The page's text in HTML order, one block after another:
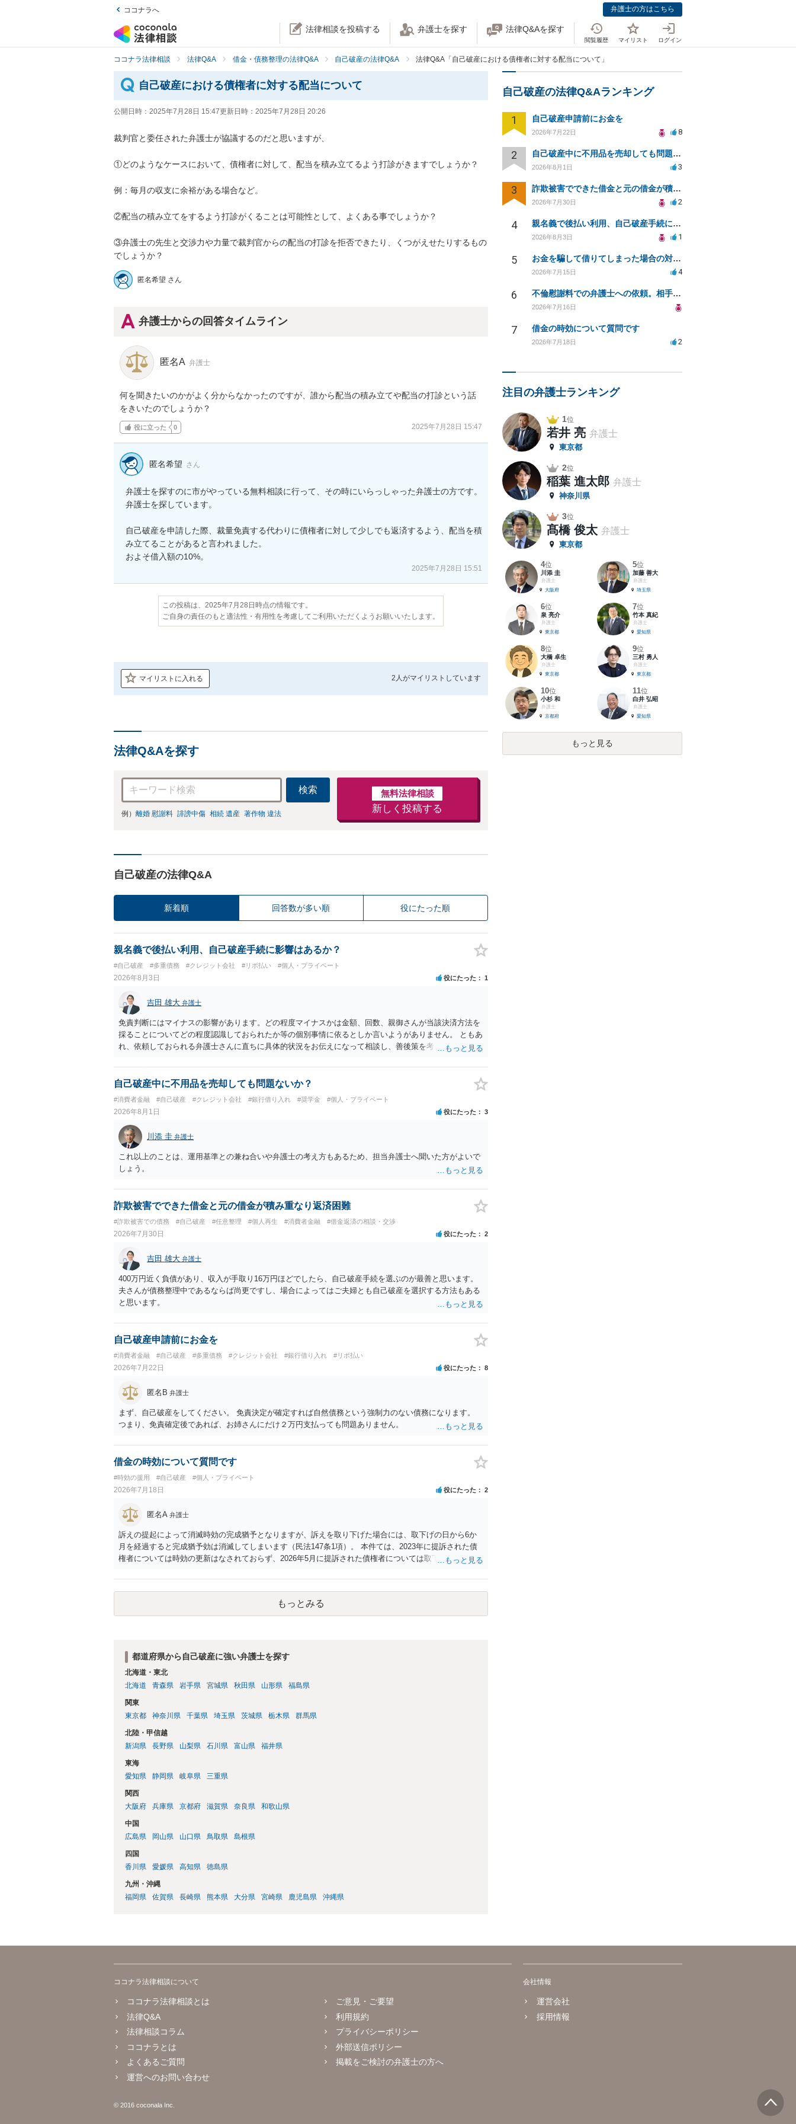
ココナラへ 弁護士の方はこちら
法律相談を投稿する 弁護士を探す 法律Q&Aを探す
閲覧履歴 マイリスト ログイン
ココナラ法律相談 法律Q&A 借金・債務整理の法律Q&A 自己破産の法律Q&A 法律Q&A「自己破産における債権者に対する配当について」
自己破産における債権者に対する配当について
公開日時： 2025年7月28日 15:47更新日時： 2025年7月28日 20:26
裁判官と委任された弁護士が協議するのだと思いますが、
①どのようなケースにおいて、債権者に対して、配当を積み立てるよう打診がきますでしょうか？
例：毎月の収支に余裕がある場合など。
②配当の積み立てをするよう打診がくることは可能性として、よくある事でしょうか？
③弁護士の先生と交渉力や力量で裁判官からの配当の打診を拒否できたり、くつがえせたりするもの
でしょうか？
匿名希望 さん
弁護士からの回答タイムライン
匿名A 弁護士
何を聞きたいのかがよく分からなかったのですが、誰から配当の積み立てや配当の打診という話
をきいたのでしょうか？
役に立った 0 2025年7月28日 15:47
匿名希望 さん
弁護士を探すのに市がやっている無料相談に行って、その時にいらっしゃった弁護士の方です。
弁護士を探しています。
自己破産を申請した際、裁量免責する代わりに債権者に対して少しでも返済するよう、配当を積
み立てることがあると言われました。
およそ借入額の10%。
2025年7月28日 15:51
この投稿は、2025年7月28日時点の情報です。
ご自身の責任のもと適法性・有用性を考慮してご利用いただくようお願いいたします。
マイリストに入れる 2人がマイリストしています
法律Q&Aを探す
検索
例） 離婚 慰謝料 誹謗中傷 相続 遺産 著作物 違法
無料法律相談
新しく投稿する
自己破産の法律Q&A
新着順 回答数が多い順 役にたった順
親名義で後払い利用、自己破産手続に影響はあるか？
#自己破産 #多重債務 #クレジット会社 #リボ払い #個人・プライベート
2026年8月3日 役にたった 1
吉田 雄大 弁護士
免責判断にはマイナスの影響があります。どの程度マイナスかは金額、回数、親御さんが当該決済方法を
採ることについてどの程度認識しておられたか等の個別事情に依るとしか言いようがありません。 ともあ
れ、依頼しておられる弁護士さんに直ちに具体的状況をお伝えになって相談し、善後策を考えることをお
自己破産中に不用品を売却しても問題ないか？
#消費者金融 #自己破産 #クレジット会社 #銀行借り入れ #奨学金 #個人・プライベート
2026年8月1日 役にたった 3
川添 圭 弁護士
これ以上のことは、運用基準との兼ね合いや弁護士の考え方もあるため、担当弁護士へ聞いた方がよいで
しょう。
詐欺被害でできた借金と元の借金が積み重なり返済困難
#詐欺被害での債務 #自己破産 #任意整理 #個人再生 #消費者金融 #借金返済の相談・交渉
2026年7月30日 役にたった 2
吉田 雄大 弁護士
400万円近く負債があり、収入が手取り16万円ほどでしたら、自己破産手続を選ぶのが最善と思います。
夫さんが債務整理中であるならば尚更ですし、場合によってはご夫婦とも自己破産を選択する方法もある
と思います。
自己破産申請前にお金を
#消費者金融 #自己破産 #多重債務 #クレジット会社 #銀行借り入れ #リボ払い
2026年7月22日 役にたった 8
匿名B 弁護士
まず、自己破産をしてください。 免責決定が確定すれば自然債務という強制力のない債務になります。
つまり、免責確定後であれば、お姉さんにだけ２万円支払っても問題ありません。
借金の時効について質問です
#時効の援用 #自己破産 #個人・プライベート
2026年7月18日 役にたった 2
匿名A 弁護士
訴えの提起によって消滅時効の完成猶予となりますが、訴えを取り下げた場合には、取下げの日から6か
月を経過すると完成猶予効は消滅してしまいます（民法147条1項）。 本件ては、2023年に提訴された債
権者については時効の更新はなされておらず、2026年5月に提訴された債権者については取下げ日から6か
い日ではなく期限の利益喪失日（通常は所定の分割の支払期日から1～2か月程度経過しても支払いがなけ
れば一括返済可能という契約になっている）ですので、時効期間の経過が2027年1月であるとは限りませ
もっとみる
都道府県から自己破産に強い弁護士を探す
北海道・東北
北海道
青森県 岩手県 宮城県 秋田県 山形県 福島県
関東
東京都
神奈川県 千葉県 埼玉県 茨城県 栃木県 群馬県
北陸・甲信越
新潟県
長野県 山梨県 石川県 富山県 福井県
東海
愛知県
静岡県 岐阜県 三重県
関西
大阪府
兵庫県 京都府 滋賀県 奈良県 和歌山県
中国
広島県
岡山県 山口県 鳥取県 島根県
四国
香川県
愛媛県 高知県 徳島県
九州・沖縄
福岡県
佐賀県 長崎県 熊本県 大分県 宮崎県 鹿児島県 沖縄県
自己破産の法律Q&Aランキング
1 自己破産申請前にお金を
2026年7月22日 8
2 自己破産中に不用品を売却しても問題ないか？
2026年8月1日 3
3 詐欺被害でできた借金と元の借金が積み重なり返済困難
2026年7月30日 2
4 親名義で後払い利用、自己破産手続に影響はあるか？
2026年8月3日 1
5 お金を騙して借りてしまった場合の対処法と今後の対応策
2026年7月15日 4
6 不倫慰謝料での弁護士への依頼。相手が自己破産、弁護士との契約範囲は？
2026年7月16日
7 借金の時効について質問です
2026年7月18日 2
注目の弁護士ランキング
1位
若井 亮 弁護士
東京都
2位
稲葉 進太郎 弁護士
神奈川県
3位
髙橋 俊太 弁護士
東京都
4位
川添 圭
弁護士
大阪府
5位
加藤 善大
弁護士
埼玉県
6位
泉 亮介
弁護士
東京都
7位
竹本 真紀
弁護士
愛知県
8位
大橋 卓生
弁護士
東京都
9位
三村 勇人
弁護士
東京都
10位
小杉 和
弁護士
京都府
11位
白井 弘昭
弁護士
愛知県
もっと見る
ココナラ法律相談について
ココナラ法律相談とは
法律Q&A
法律相談コラム
ココナラとは
よくあるご質問
運営へのお問い合わせ
ご意見・ご要望
利用規約
プライバシーポリシー
外部送信ポリシー
掲載をご検討の弁護士の方へ
会社情報
運営会社
採用情報
© 2016 coconala Inc.